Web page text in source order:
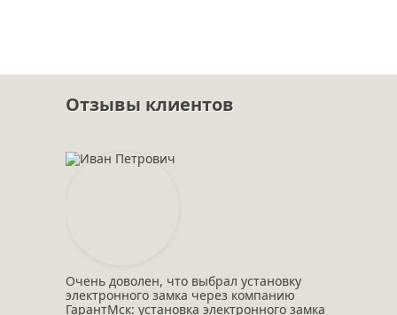
Отзывы клиентов
Очень доволен, что выбрал установку
электронного замка через компанию
ГарантМск: установка электронного замка